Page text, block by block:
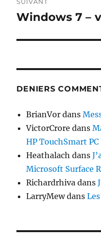
SUIVANT
Publication
Windows 7 –
DENIERS
BrianVor dans
VictorCrore dans
HP TouchSmart PC
Heathalach dans
Microsoft Surface
Richardrhiva dans
LarryMewdans